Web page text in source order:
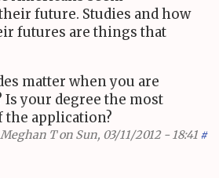
future. Studies and how
futures are things that
matter when you are
Is your degree the most
application?
Meghan Ton Sun, 03/11/2012 - 18:41 #